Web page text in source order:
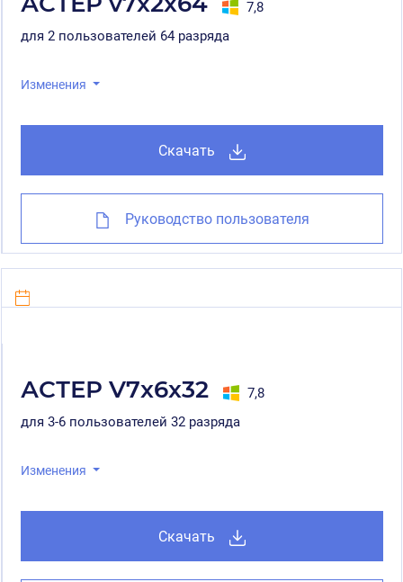
7,8
для 2 пользователей 64 разряда
Изменения
Скачать
Руководство пользователя
АСТЕР V7x6x32
7,8
для 3-6 пользователей 32 разряда
Изменения
Скачать